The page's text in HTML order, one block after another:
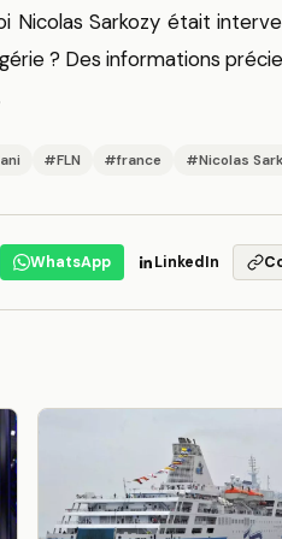
Nicolas Sarkozy était
? Des informations
#FLN #france #Nicolas
WhatsApp LinkedIn